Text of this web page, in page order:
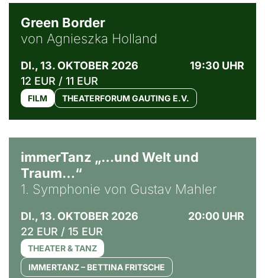
Green Border
von Agnieszka Holland
DI., 13. OKTOBER 2026
19:30 UHR
12 EUR / 11 EUR
FILM THEATERFORUM GAUTING E.V.
immerTanz „…und Welt und
Traum…“
1. Symphonie von Gustav Mahler
DI., 13. OKTOBER 2026
20:00 UHR
22 EUR / 15 EUR
THEATER & TANZ
IMMERTANZ – BETTINA FRITSCHE